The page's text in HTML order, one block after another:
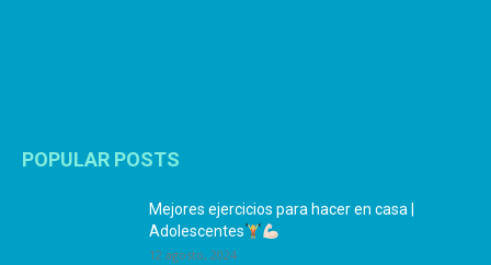
POPULAR POSTS
Mejores ejercicios para hacer en casa |
Adolescentes
12 agosto, 2024